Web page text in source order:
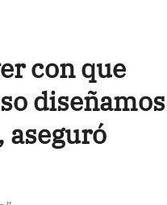
con que
diseñamos
aseguró